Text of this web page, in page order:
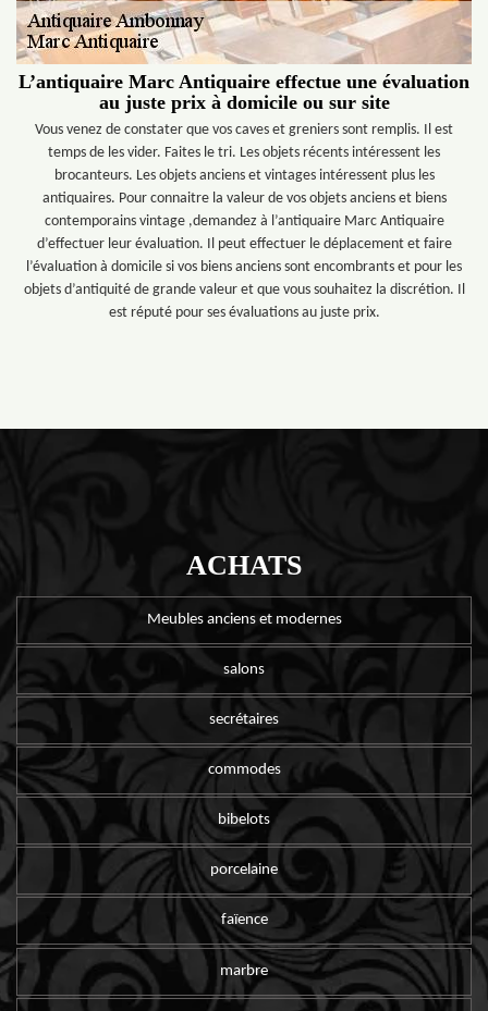
L’antiquaire Marc Antiquaire effectue une évaluation
au juste prix à domicile ou sur site
Vous venez de constater que vos caves et greniers sont remplis. Il est
temps de les vider. Faites le tri. Les objets récents intéressent les
brocanteurs. Les objets anciens et vintages intéressent plus les
antiquaires. Pour connaitre la valeur de vos objets anciens et biens
contemporains vintage ,demandez à l’antiquaire Marc Antiquaire
d’effectuer leur évaluation. Il peut effectuer le déplacement et faire
l’évaluation à domicile si vos biens anciens sont encombrants et pour les
objets d’antiquité de grande valeur et que vous souhaitez la discrétion. Il
est réputé pour ses évaluations au juste prix.
ACHATS
Meubles anciens et modernes
salons
secrétaires
commodes
bibelots
porcelaine
faïence
marbre